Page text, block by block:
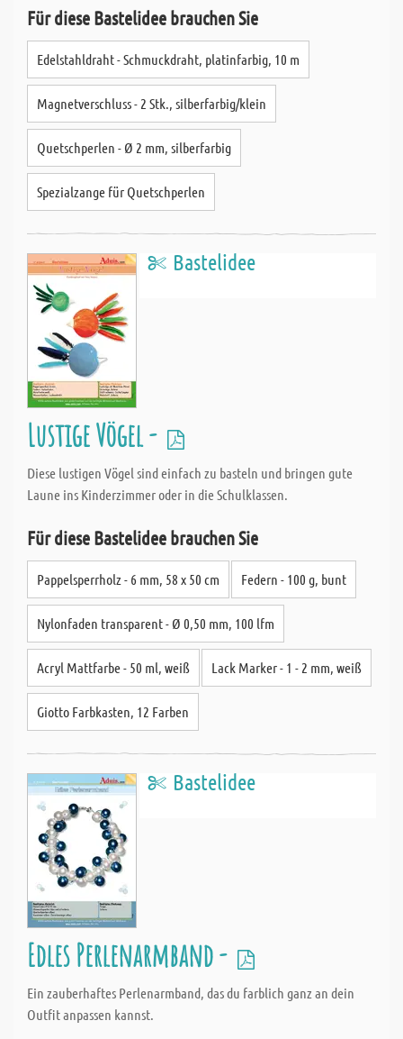
Für diese Bastelidee brauchen Sie
Edelstahldraht - Schmuckdraht, platinfarbig, 10 m
Magnetverschluss - 2 Stk., silberfarbig/klein
Quetschperlen - Ø 2 mm, silberfarbig
Spezialzange für Quetschperlen
Bastelidee
Lustige Vögel -
Diese lustigen Vögel sind einfach zu basteln und bringen gute
Laune ins Kinderzimmer oder in die Schulklassen.
Für diese Bastelidee brauchen Sie
Pappelsperrholz - 6 mm, 58 x 50 cm Federn - 100 g, bunt
Nylonfaden transparent - Ø 0,50 mm, 100 lfm
Acryl Mattfarbe - 50 ml, weiß Lack Marker - 1 - 2 mm, weiß
Giotto Farbkasten, 12 Farben
Bastelidee
Edles Perlenarmband -
Ein zauberhaftes Perlenarmband, das du farblich ganz an dein
Outfit anpassen kannst.